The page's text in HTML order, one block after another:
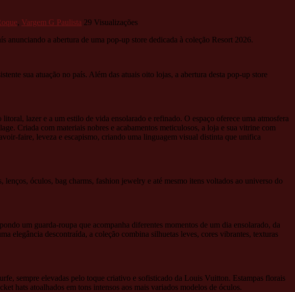
, Vargem G Paulista 29 Visualizações
a abertura de uma pop-up store dedicada à coleção Resort 2026.
sua atuação no país. Além das atuais oito lojas, a abertura desta pop-up store
lazer e a um estilo de vida ensolarado e refinado. O espaço oferece uma atmosfera
Criada com materiais nobres e acabamentos meticulosos, a loja e sua vitrine com
faire, leveza e escapismo, criando uma linguagem visual distinta que unifica
óculos, bag charms, fashion jewelry e até mesmo itens voltados ao universo do
um guarda-roupa que acompanha diferentes momentos de um dia ensolarado, da
elegância descontraída, a coleção combina silhuetas leves, cores vibrantes, texturas
sempre elevadas pelo toque criativo e sofisticado da Louis Vuitton. Estampas florais
hats atoalhados em tons intensos aos mais variados modelos de óculos.